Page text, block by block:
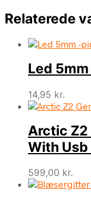
Relaterede
Led
14,95 kr.
Arctic Z2
With Usb
599,00 kr.